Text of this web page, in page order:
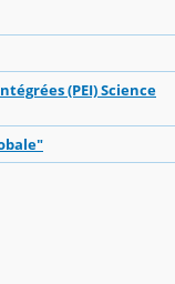
(PEI) Science